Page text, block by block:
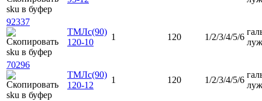
92337
ТМЛс(90)
120-10
1 120 1/2/3/4/5/6
70296
ТМЛс(90)
120-12
1 120 1/2/3/4/5/6